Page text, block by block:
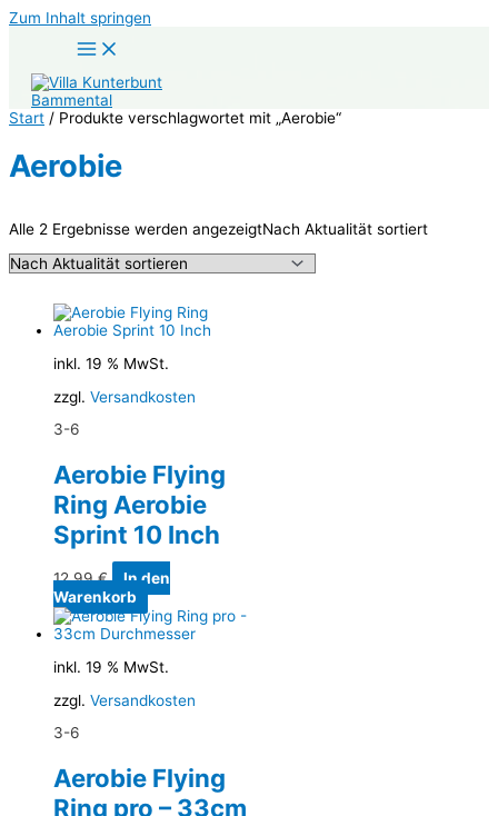
Zum Inhalt springen
Start / Produkte verschlagwortet mit „Aerobie“
Aerobie
Alle 2 Ergebnisse werden angezeigtNach Aktualität sortiert
inkl. 19 % MwSt.
zzgl. Versandkosten
3-6
Aerobie Flying
Ring Aerobie
Sprint 10 Inch
12,99€
In den
Warenkorb
inkl. 19 % MwSt.
zzgl. Versandkosten
3-6
Aerobie Flying
Ring pro – 33cm